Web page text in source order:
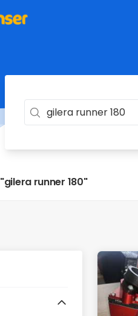
"gilera runner 180"